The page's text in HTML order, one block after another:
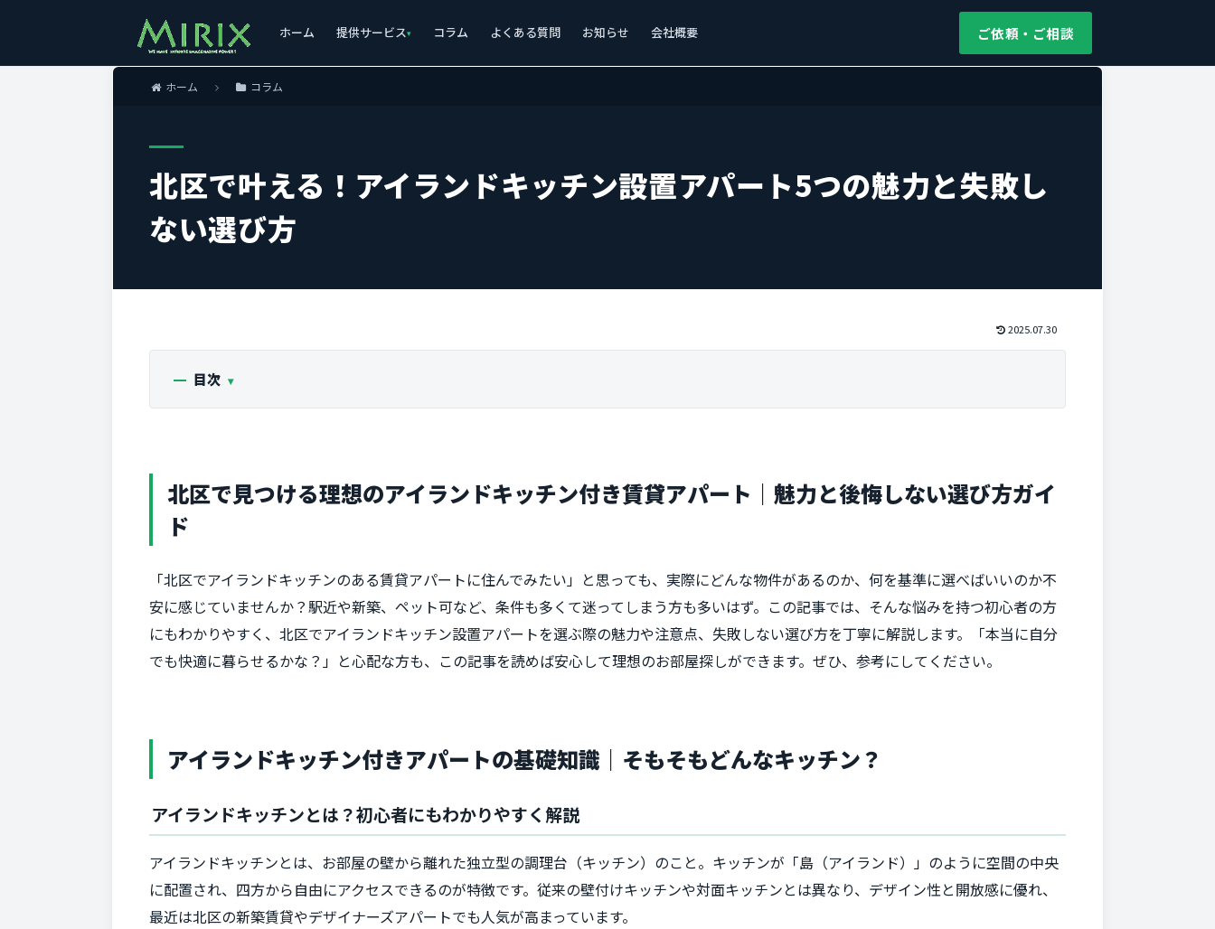
ご依頼・ご相談
ホーム 提供サービス コラム よくある質問 お知らせ 会社概要
ホーム コラム
北区で叶える！アイランドキッチン設置アパート5つの魅力と失敗し
ない選び方
2025.07.30
目次
北区で見つける理想のアイランドキッチン付き賃貸アパート｜魅力と後悔しない選び方ガイ
ド
「北区でアイランドキッチンのある賃貸アパートに住んでみたい」と思っても、実際にどんな物件があるのか、何を基準に選べばいいのか不
安に感じていませんか？駅近や新築、ペット可など、条件も多くて迷ってしまう方も多いはず。この記事では、そんな悩みを持つ初心者の方
にもわかりやすく、北区でアイランドキッチン設置アパートを選ぶ際の魅力や注意点、失敗しない選び方を丁寧に解説します。「本当に自分
でも快適に暮らせるかな？」と心配な方も、この記事を読めば安心して理想のお部屋探しができます。ぜひ、参考にしてください。
アイランドキッチン付きアパートの基礎知識｜そもそもどんなキッチン？
アイランドキッチンとは？初心者にもわかりやすく解説
アイランドキッチンとは、お部屋の壁から離れた独立型の調理台（キッチン）のこと。キッチンが「島（アイランド）」のように空間の中央
に配置され、四方から自由にアクセスできるのが特徴です。従来の壁付けキッチンや対面キッチンとは異なり、デザイン性と開放感に優れ、
最近は北区の新築賃貸やデザイナーズアパートでも人気が高まっています。